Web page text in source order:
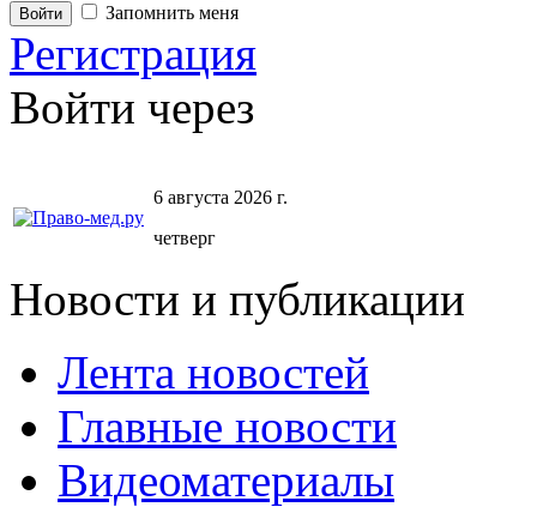
Запомнить меня
Регистрация
Войти через
6 августа 2026 г.
четверг
Новости и публикации
Лента новостей
Главные новости
Видеоматериалы